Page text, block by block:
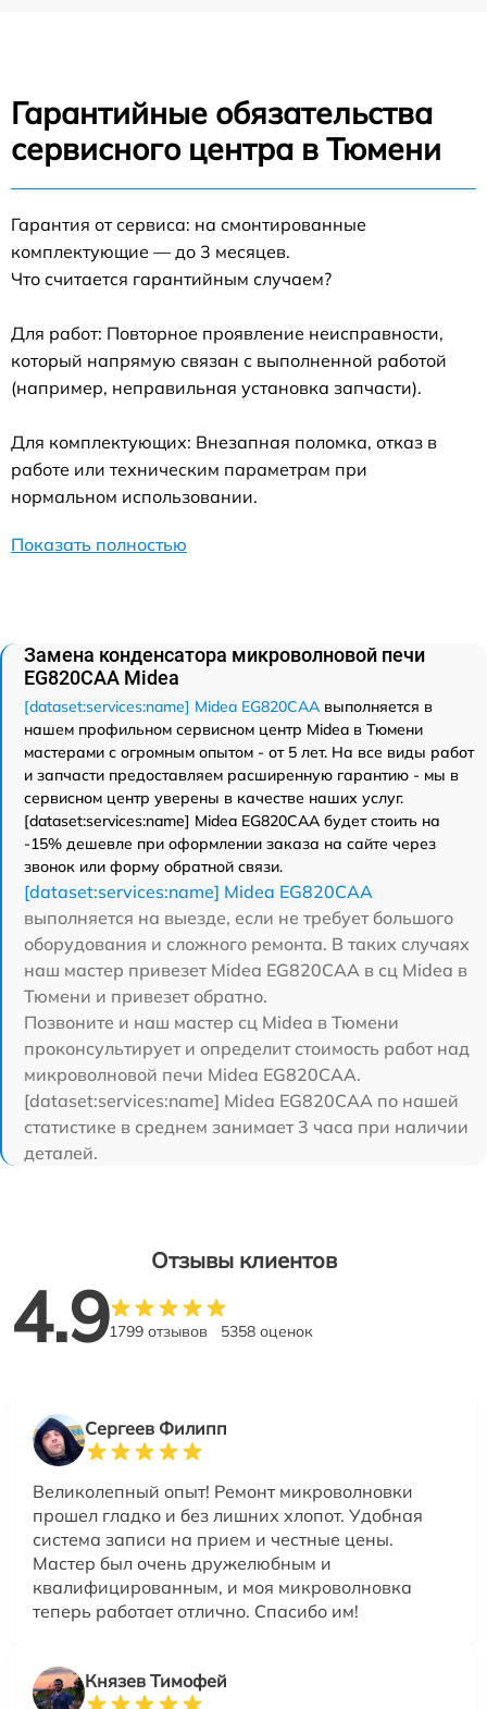
Гарантийные обязательства
сервисного центра в Тюмени
Гарантия от сервиса: на смонтированные
комплектующие — до 3 месяцев.
Что считается гарантийным случаем?
Для работ: Повторное проявление неисправности,
который напрямую связан с выполненной работой
(например, неправильная установка запчасти).
Для комплектующих: Внезапная поломка, отказ в
работе или техническим параметрам при
нормальном использовании.
Показать полностью
Замена конденсатора микроволновой печи
EG820CAA Midea
[dataset:services:name] Midea EG820CAA выполняется в
нашем профильном сервисном центр Midea в Тюмени
мастерами с огромным опытом - от 5 лет. На все виды работ
и запчасти предоставляем расширенную гарантию - мы в
сервисном центр уверены в качестве наших услуг.
[dataset:services:name] Midea EG820CAA будет стоить на
-15% дешевле при оформлении заказа на сайте через
звонок или форму обратной связи.
[dataset:services:name] Midea EG820CAA
выполняется на выезде, если не требует большого
оборудования и сложного ремонта. В таких случаях
наш мастер привезет Midea EG820CAA в сц Midea в
Тюмени и привезет обратно.
Позвоните и наш мастер сц Midea в Тюмени
проконсультирует и определит стоимость работ над
микроволновой печи Midea EG820CAA.
[dataset:services:name] Midea EG820CAA по нашей
статистике в среднем занимает 3 часа при наличии
деталей.
Отзывы клиентов
4.91799 отзывов 5358 оценок
Сергеев Филипп
Великолепный опыт! Ремонт микроволновки
прошел гладко и без лишних хлопот. Удобная
система записи на прием и честные цены.
Мастер был очень дружелюбным и
квалифицированным, и моя микроволновка
теперь работает отлично. Спасибо им!
Князев Тимофей